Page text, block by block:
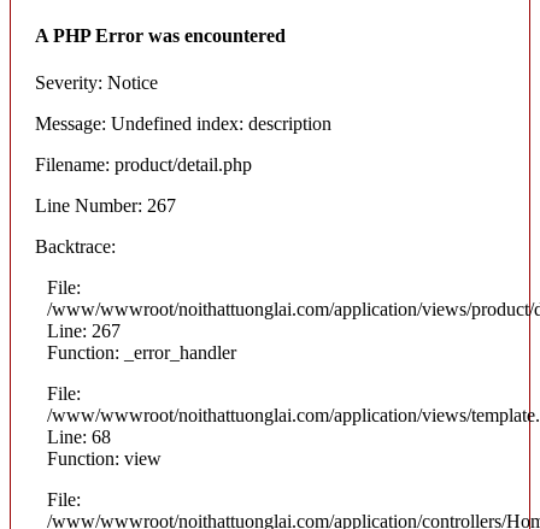
A PHP Error was encountered
Severity: Notice
Message: Undefined index: description
Filename: product/detail.php
Line Number: 267
Backtrace:
File:
/www/wwwroot/noithattuonglai.com/application/views/product/
Line: 267
Function: _error_handler
File:
/www/wwwroot/noithattuonglai.com/application/views/
Line: 68
Function: view
File:
/www/wwwroot/noithattuonglai.com/application/controllers/